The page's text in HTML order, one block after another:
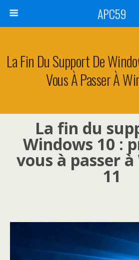
APC59
La Fin Du Support De
Vous À Passer À
La fin du
Windows 10 :
vous à passer
11